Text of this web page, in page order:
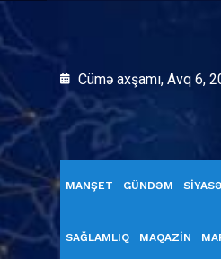
Cümə axşamı, Avq 6,
MANŞET GÜNDƏM
SAĞLAMLIQ MAQAZİN